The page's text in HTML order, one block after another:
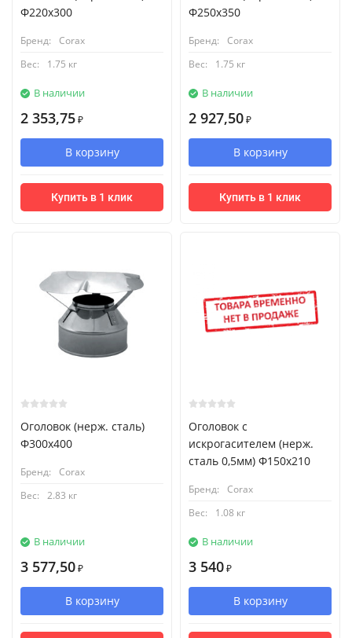
Ф220х300
Бренд:
Corax
Вес:
1.75 кг
В наличии
2 353,75 ₽
В корзину
Купить в 1 клик
Ф250х350
Бренд:
Corax
Вес:
1.75 кг
В наличии
2 927,50 ₽
В корзину
Купить в 1 клик
Оголовок (нерж. сталь)
Ф300х400
Бренд:
Corax
Вес:
2.83 кг
В наличии
3 577,50 ₽
В корзину
Оголовок с
искрогасителем (нерж.
сталь 0,5мм) Ф150х210
Бренд:
Corax
Вес:
1.08 кг
В наличии
3 540 ₽
В корзину